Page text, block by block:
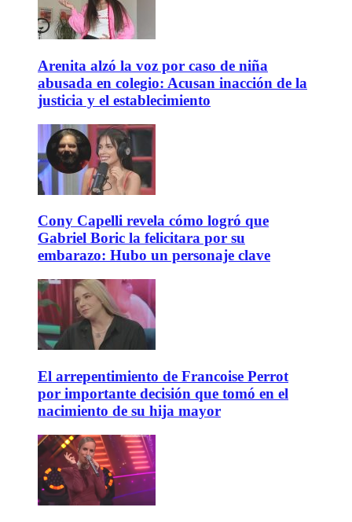
Arenita alzó la voz por caso de niña
abusada en colegio: Acusan inacción de la
justicia y el establecimiento
Cony Capelli revela cómo logró que
Gabriel Boric la felicitara por su
embarazo: Hubo un personaje clave
El arrepentimiento de Francoise Perrot
por importante decisión que tomó en el
nacimiento de su hija mayor